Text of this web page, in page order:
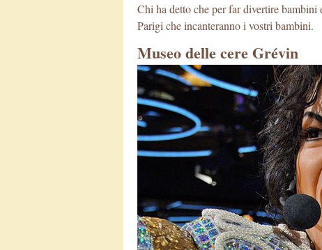
Chi ha detto che per far divertire bambini
Parigi che incanteranno i vostri bambini.
Museo delle cere Grévin